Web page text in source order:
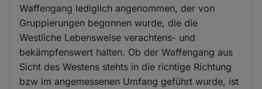
Waffengang lediglich angenommen, der von
Gruppierungen begonnen wurde, die die
Westliche Lebensweise verachtens- und
bekämpfenswert halten. Ob der Waffengang aus
Sicht des Westens stehts in die richtige Richtung
bzw im angemessenen Umfang geführt wurde, ist